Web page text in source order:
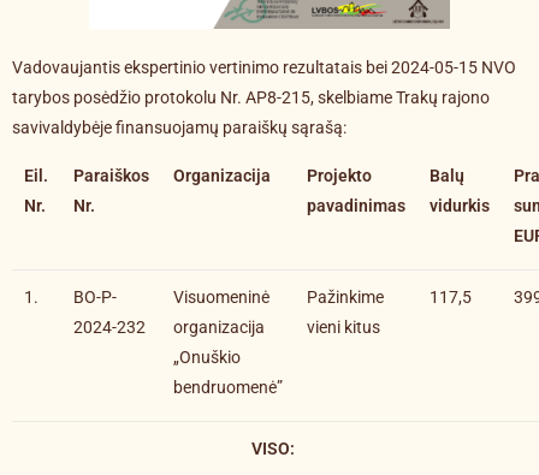
Vadovaujantis ekspertinio vertinimo rezultatais bei 2024-05-15 NVO
tarybos posėdžio protokolu Nr. AP8-215, skelbiame Trakų rajono
savivaldybėje finansuojamų paraiškų sąrašą:
Eil.
Nr.
Paraiškos
Nr.
Organizacija
Projekto
pavadinimas
Balų
vidurkis
1.
BO-P-
2024-232
Visuomeninė
organizacija
„Onuškio
bendruomenė”
Pažinkime
vieni kitus
117,5
VISO: